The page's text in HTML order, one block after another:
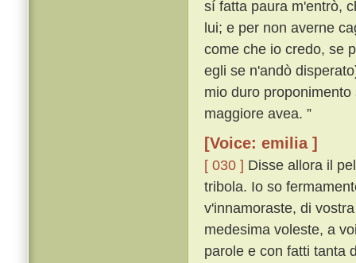
sí fatta paura m'entrò,
lui; e per non averne
come che io credo, se
egli se n'andò
mio duro
maggiore avea. ”
[Voice: emilia ]
[ 030 ] Disse allora il
tribola. Io so
v'innamoraste, di
medesima voleste, a
parole e con fatti tanta